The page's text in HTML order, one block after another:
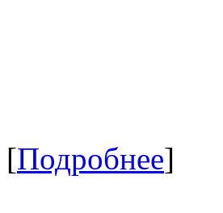
[Подробнее]